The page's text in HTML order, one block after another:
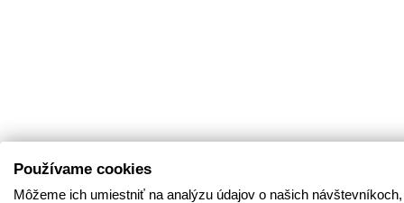
Používame cookies
Môžeme ich umiestniť na analýzu údajov o našich